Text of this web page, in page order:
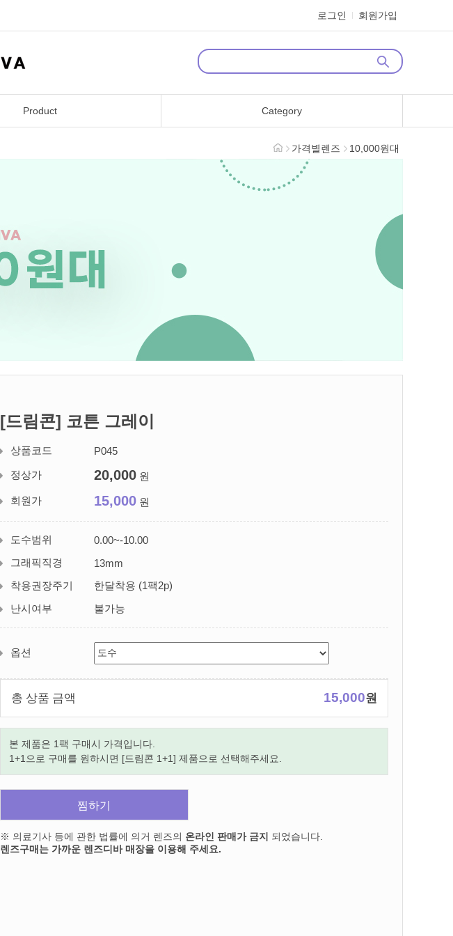
로그인 회원가입
Product Category
가격별렌즈 10,000원대
[드림콘] 코튼 그레이
상품코드
P045
정상가
20,000 원
회원가 15,000 원
도수범위
0.00~-10.00
그래픽직경
13mm
착용권장주기
한달착용 (1팩2p)
난시여부
불가능
옵션
총 상품 금액 15,000원
본 제품은 1팩 구매시 가격입니다.
1+1으로 구매를 원하시면 [드림콘 1+1] 제품으로 선택해주세요.
찜하기
※ 의료기사 등에 관한 법률에 의거 렌즈의 온라인 판매가 금지 되었습니다.
렌즈구매는 가까운 렌즈디바 매장을 이용해 주세요.